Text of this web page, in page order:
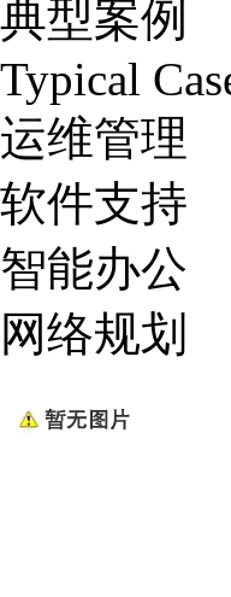
典型案例
Typical
运维管理
软件支持
智能办公
网络规划